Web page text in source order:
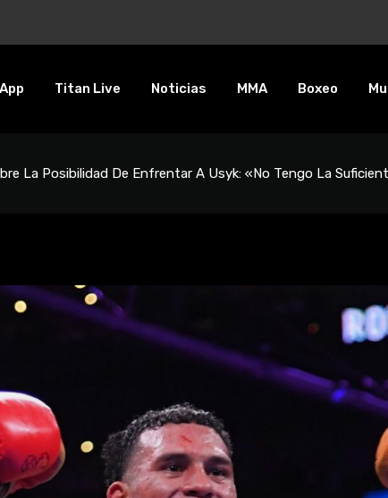
Titan Live Noticias MMA Boxeo
La Posibilidad De Enfrentar A Usyk: «No Tengo La